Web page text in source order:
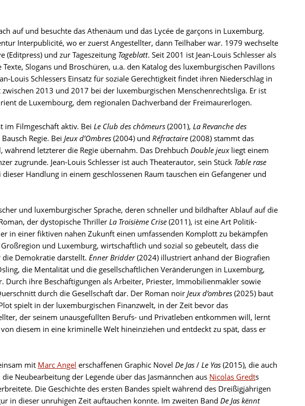
auf und besuchte das Athenäum und das Lycée de garçons in Luxemburg.
Interpublicité, wo er zuerst Angestellter, dann Teilhaber war. 1979 wechselte
und zur Tageszeitung Tageblatt. Seit 2001 ist Jean-Louis Schlesser als
Slogans und Broschüren, u.a. den Katalog des luxemburgischen Pavillons
Louis Schlessers Einsatz für soziale Gerechtigkeit findet ihren Niederschlag in
2013 und 2017 bei der luxemburgischen Menschenrechtsliga. Er ist
de Luxembourg, dem regionalen Dachverband der Freimaurerlogen.
im Filmgeschäft aktiv. Bei Le Club des chômeurs (2001), La Revanche des
Regie. Bei Jeux d’Ombres (2004) und Réfractaire (2008) stammt das
während letzterer die Regie übernahm. Das Drehbuch Double jeuxliegt einem
zugrunde. Jean-Louis Schlesser ist auch Theaterautor, sein Stück Table rase
Handlung in einem geschlossenen Raum tauschen ein Gefangener und
und luxemburgischer Sprache, deren schneller und bildhafter Ablauf auf die
der dystopische Thriller La Troisième Crise (2011), ist eine Art Politik-
in einer fiktiven nahen Zukunft einen umfassenden Komplott zu bekämpfen
und Luxemburg, wirtschaftlich und sozial so gebeutelt, dass die
die Demokratie darstellt. Ënner Bridder(2024) illustriert anhand der Biografien
die Mentalität und die gesellschaftlichen Veränderungen in Luxemburg,
ihre Beschäftigungen als Arbeiter, Priester, Immobilienmakler sowie
durch die Gesellschaft dar. Der Roman noir Jeux d’ombres (2025) baut
spielt in der luxemburgischen Finanzwelt, in der Zeit bevor das
der seinem unausgefüllten Berufs- und Privatleben entkommen will, lernt
diesem in eine kriminelle Welt hineinziehen und entdeckt zu spät, dass er
mit Marc Angel erschaffenen Graphic Novel De Jas / Le Yas (2015), die auch
Neubearbeitung der Legende über das Jasmännchen aus Nicolas Gredts
Die Geschichte des ersten Bandes spielt während des Dreißigjährigen
in dieser unruhigen Zeit auftauchen konnte. Im zweiten Band De Jas kënnt